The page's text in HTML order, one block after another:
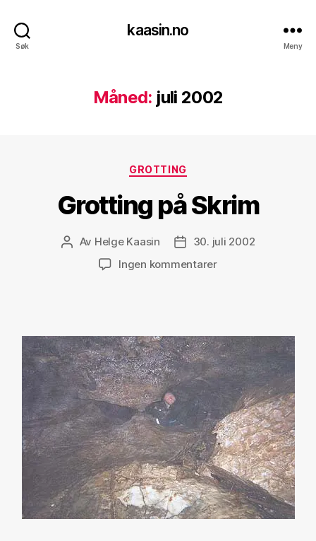
Søk
kaasin.no
Meny
Måned: juli 2002
Kategorier
GROTTING
Grotting på Skrim
Innleggsforfatter
Av Helge Kaasin Publiseringsdato
30. juli 2002
Ingen kommentarertil